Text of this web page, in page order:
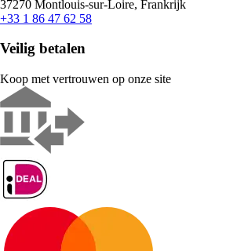
37270 Montlouis-sur-Loire, Frankrijk
+33 1 86 47 62 58
Veilig betalen
Koop met vertrouwen op onze site